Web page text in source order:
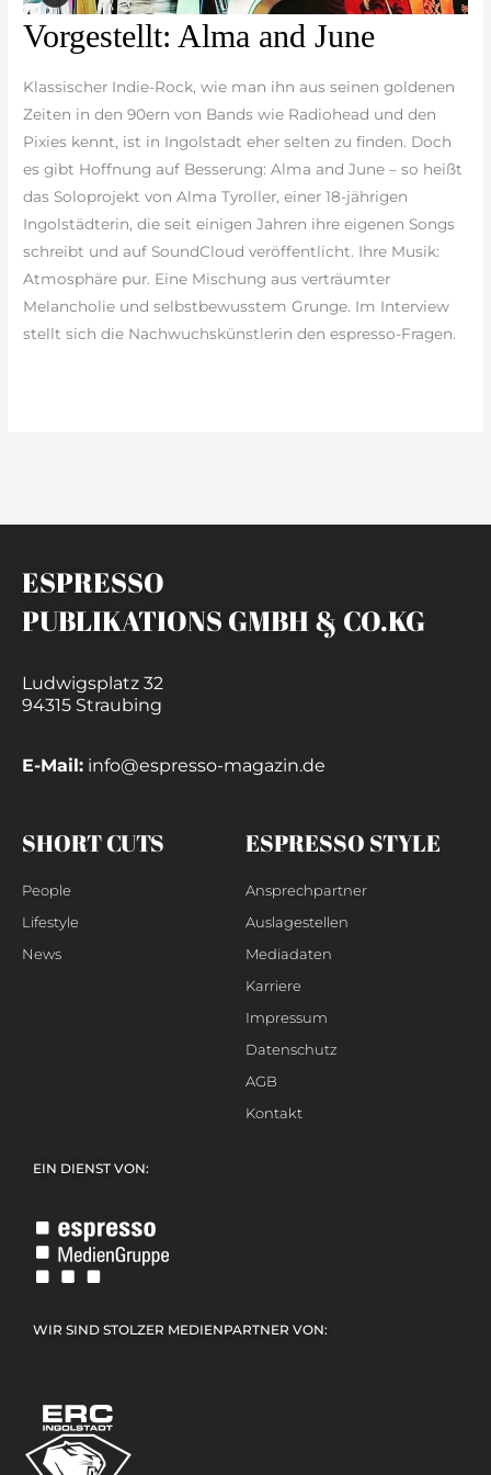
Vorgestellt: Alma and June
Klassischer Indie-Rock, wie man ihn aus seinen goldenen
Zeiten in den 90ern von Bands wie Radiohead und den
Pixies kennt, ist in Ingolstadt eher selten zu finden. Doch
es gibt Hoffnung auf Besserung: Alma and June – so heißt
das Soloprojekt von Alma Tyroller, einer 18-jährigen
Ingolstädterin, die seit einigen Jahren ihre eigenen Songs
schreibt und auf SoundCloud veröffentlicht. Ihre Musik:
Atmosphäre pur. Eine Mischung aus verträumter
Melancholie und selbstbewusstem Grunge. Im Interview
stellt sich die Nachwuchskünstlerin den espresso-Fragen.
Vorgestellt:
and
June
ESPRESSO
PUBLIKATIONS GMBH & CO.KG
Ludwigsplatz 32
94315 Straubing
E-Mail: info@espresso-magazin.de
SHORT CUTS
People
Lifestyle
News
ESPRESSO STYLE
Ansprechpartner
Auslagestellen
Mediadaten
Karriere
Impressum
Datenschutz
AGB
Kontakt
EIN DIENST VON:
WIR SIND STOLZER MEDIENPARTNER VON: